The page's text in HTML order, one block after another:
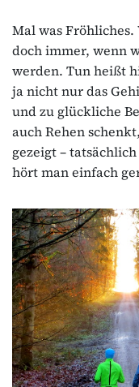
Mal was
doch immer, wenn
werden. Tun heißt
ja nicht nur das
und zu glückliche
auch Rehen
gezeigt –
hört man einfach